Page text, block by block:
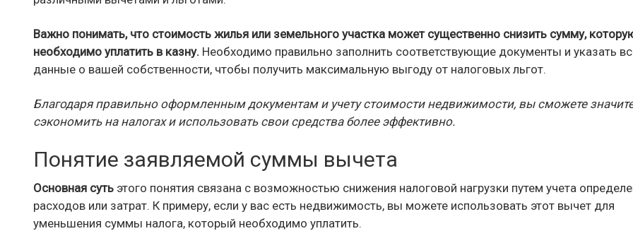
Важно понимать, что стоимость жилья или земельного участка может существенно снизить сумму,
необходимо уплатить в казну. Необходимо правильно заполнить соответствующие документы и указать
данные о вашей собственности, чтобы получить максимальную выгоду от налоговых льгот.
Благодаря правильно оформленным документам и учету стоимости недвижимости, вы сможете
сэкономить на налогах и использовать свои средства более эффективно.
Понятие заявляемой суммы вычета
Основная суть этого понятия связана с возможностью снижения налоговой нагрузки путем учета
расходов или затрат. К примеру, если у вас есть недвижимость, вы можете использовать этот вычет для
уменьшения суммы налога, который необходимо уплатить.